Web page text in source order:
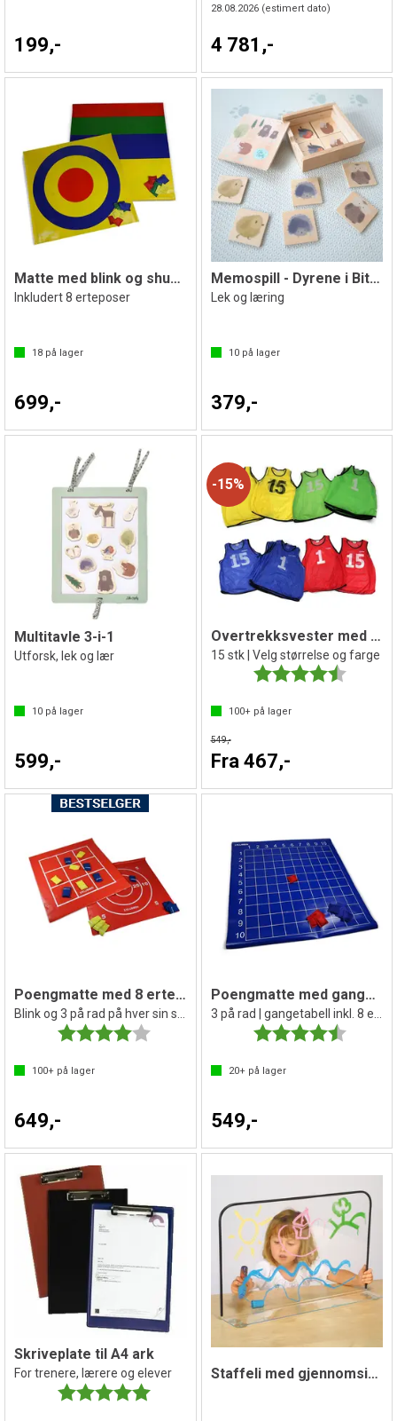
199,-
28.08.2026(estimert dato)
4 781,-
Matte med blink og shuffle| 100 x 100 cm
Inkludert 8 erteposer
18 på lager
699,-
Memospill - Dyrene i Bittelilleskogen
Lek og læring
10på lager
379,-
Multitavle 3-i-1
Utforsk, lek og lær
10 på lager
599,-
15%
Overtrekksvester med tall 1-15
15 stk | Velg størrelse og farge
Karakter:
100+på lager
549,-
Fra 467,-
Poengmatte med 8 erteposer 100x100 cm
Blink og 3 på rad på hver sin side
Karakter:
4.0 av 5 mulige
100+ på lager
649,-
Poengmatte med gangetabell
3 på rad | gangetabell inkl. 8 erteposer
Karakter:
20+på lager
549,-
Skriveplate til A4 ark
For trenere, lærere og elever
Karakter:
5.0 av 5 mulige
Staffeli med gjennomsiktig plate